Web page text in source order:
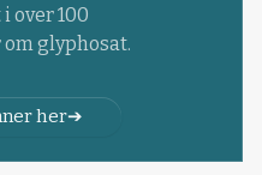
over 100
glyphosat.
her